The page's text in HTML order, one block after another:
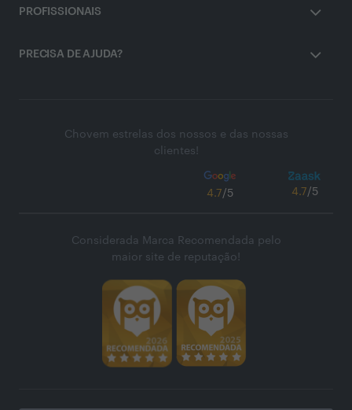
PROFISSIONAIS
PRECISA DE AJUDA?
Chovem estrelas dos nossos e das nossas
clientes!
4.7/5 4.7/5
Considerada Marca Recomendada pelo
maior site de reputação!